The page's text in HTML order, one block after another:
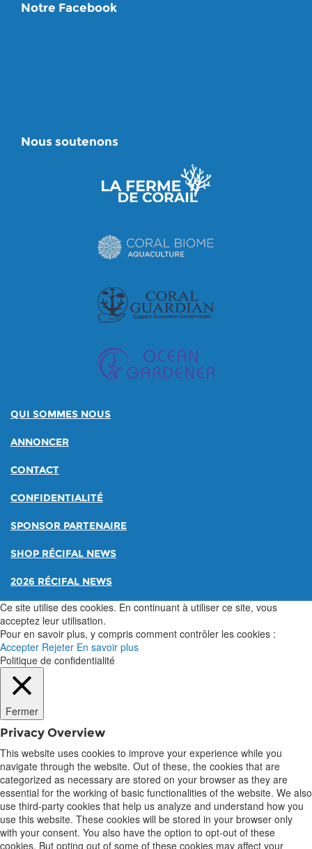
Notre Facebook
Nous soutenons
QUI SOMMES NOUS
ANNONCER
CONTACT
CONFIDENTIALITÉ
SPONSOR PARTENAIRE
SHOP RÉCIFAL NEWS
2026 RÉCIFAL NEWS
Ce site utilise des cookies. En continuant à utiliser ce site, vous
acceptez leur utilisation.
Pour en savoir plus, y compris comment contrôler les cookies :
Accepter Rejeter En savoir plus
Politique de confidentialité
Fermer
Privacy Overview
This website uses cookies to improve your experience while you
navigate through the website. Out of these, the cookies that are
categorized as necessary are stored on your browser as they are
essential for the working of basic functionalities of the website. We also
use third-party cookies that help us analyze and understand how you
use this website. These cookies will be stored in your browser only
with your consent. You also have the option to opt-out of these
cookies. But opting out of some of these cookies may affect your